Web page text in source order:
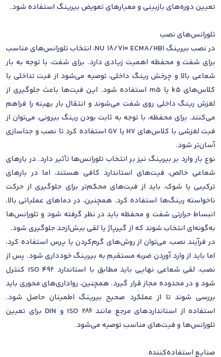
تعیین دوره‌های بازبینی و معیارهای تعویض بیرینگ استفاده شود.
تلورانس‌های نصب
در نصب بیرینگ NU 18/710 ECMA/HB1، انتخاب تلورانس‌های مناسب
برای شفت و محفظه اهمیت زیادی دارد. برای شفت، با توجه به بار
شعاعی بالا و چرخش رینگ داخلی، توصیه می‌شود از فیت تداخلی با
کلاس‌های k5 یا m5 استفاده شود. این فیت‌ها باعث جلوگیری از
لغزش رینگ داخلی روی شفت می‌شوند و انتقال بار بهینه را فراهم
می‌کنند. برای محفظه، با توجه به ثابت بودن رینگ بیرونی، می‌توان از
فیت لغزشی با کلاس‌های H7 یا G7 استفاده کرد تا نصب و جداسازی
آسان‌تر شود.
نوع بار وارد بر بیرینگ نیز بر انتخاب تلورانس‌ها تأثیر دارد. در بارهای
شعاعی خالص، فیت‌های استاندارد کافی هستند، اما در بارهای
ترکیبی یا شوک، باید از فیت‌های محکم‌تر برای جلوگیری از حرکت
ناخواسته رینگ‌ها استفاده کرد. همچنین، در دماهای عملیاتی بالا،
انبساط حرارتی شفت و محفظه باید در نظر گرفته شود و تلورانس‌ها
به‌گونه‌ای انتخاب شوند که از گیرپاژ یا لقی بیش‌ازحد جلوگیری شود.
در فرآیند نصب، می‌توان از روش‌های گرم‌کردن یا پرس استفاده کرد،
اما باید از وارد آوردن ضربه مستقیم به بیرینگ خودداری شود. پس از
نصب، لقی شعاعی نهایی باید مطابق با استاندارد ISO 492 کنترل
شود و در محدوده مجاز قرار گیرد. همچنین، رواداری‌های محوری باید
بررسی شوند تا از عملکرد صحیح بیرینگ اطمینان حاصل شود.
استفاده از استانداردهای مرجع مانند ISO 286 و DIN برای تعیین
تلورانس‌ها و فیت‌های مناسب توصیه می‌شود.
صنایع استفاده‌کننده